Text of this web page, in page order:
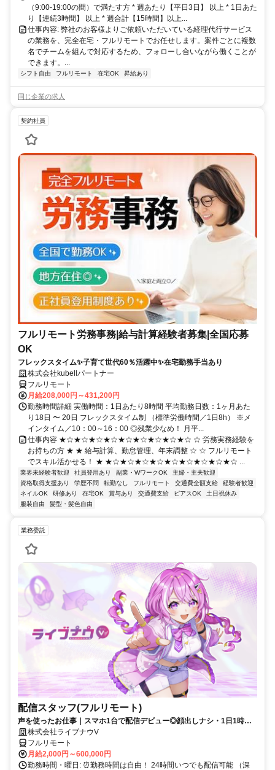
（9:00-19:00の間）で満たす方 * 週あたり【平日3日】 以上 * 1日あた
り【連続3時間】 以上 * 週合計【15時間】以上...
仕事内容: 弊社のお客様よりご依頼いただいている経理代行サービス
の業務を、完全在宅・フルリモートでお任せします。案件ごとに複数
名でチームを組んで対応するため、フォローし合いながら働くことが
できます。...
シフト自由 フルリモート 在宅OK 昇給あり
同じ企業の求人
契約社員
フルリモート労務事務|給与計算経験者募集|全国応募
OK
フレックスタイム✨子育て世代60％活躍中✨在宅勤務手当あり
株式会社kubellパートナー
フルリモート
月給208,000円～431,200円
勤務時間詳細 実働時間：1日あたり8時間 平均勤務日数：1ヶ月あた
り18日 〜 20日 フレックスタイム制 （標準労働時間／1日8h） ※メ
インタイム／10：00～16：00 ◎残業少なめ！ 月平...
仕事内容 ★☆★☆★☆★☆★☆★☆★☆★☆★☆ ☆ 労務実務経験を
お持ちの方 ★ ★ 給与計算、勤怠管理、年末調整 ☆ ☆ フルリモート
でスキル活かせる！ ★ ★☆★☆★☆★☆★☆★☆★☆★☆★☆ ...
業界未経験者歓迎 社員登用あり 副業・WワークOK
主婦・主夫歓迎
資格取得支援あり
学歴不問 転勤なし フルリモート 交通費全額支給
経験者歓迎
ネイルOK
研修あり 在宅OK 賞与あり 交通費支給 ピアスOK
土日祝休み
服装自由
髪型・髪色自由
業務委託
配信スタッフ(フルリモート)
声を使ったお仕事｜スマホ1台で配信デビュー◎顔出しナシ・1日1時間
～OK♪
株式会社ライブナウV
フルリモート
月給2,000円～600,000円
勤務時間・曜日: ⏰勤務時間は自由！ 24時間いつでも配信可能 （深